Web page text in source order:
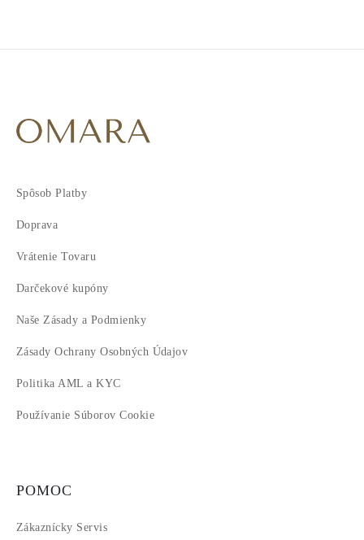
Spôsob Platby
Doprava
Vrátenie Tovaru
Darčekové kupóny
Naše Zásady a Podmienky
Zásady Ochrany Osobných Údajov
Politika AML a KYC
Používanie Súborov Cookie
POMOC
Zákaznícky Servis